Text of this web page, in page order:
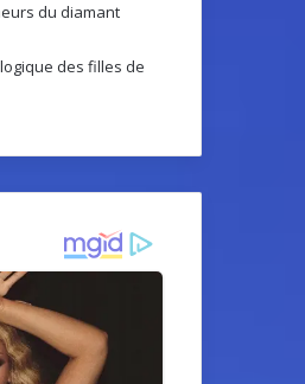
du diamant
des filles de